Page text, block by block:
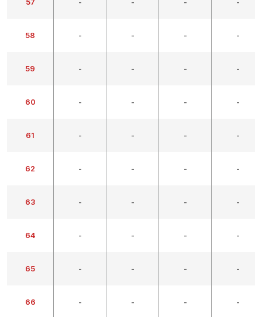
57 - - - -
58 - - - -
59 - - - -
60 - - - -
61 - - - -
62 - - - -
63 - - - -
64 - - - -
65 - - - -
66 - - - -